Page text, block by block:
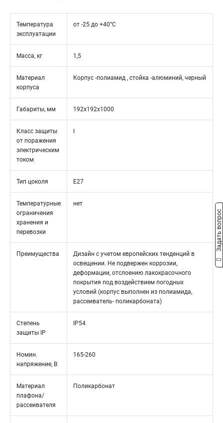
Температура
эксплуатации
от -25 до +40°С
Масса, кг 1,5
Материал
корпуса
Корпус -полиамид , стойка -алюминий, черный
Габариты, мм 192x192x1000
Класс защиты
от поражения
электрическим
током
Тип цоколя Е27
Температурные
ограничения
хранения и
перевозки
нет
Преимущества
Дизайн с учетом европейских тенденций в
освещении. Не подвержен коррозии,
деформации, отслоению лакокрасочного
покрытия под воздействием погодных
условий (корпус выполнен из полиамида,
рассеиватель- поликарбоната)
Степень
защиты IP
IP54
Номин.
напряжение, В
165-260
Материал
плафона/
рассеивателя
Поликарбонат
Задать вопрос